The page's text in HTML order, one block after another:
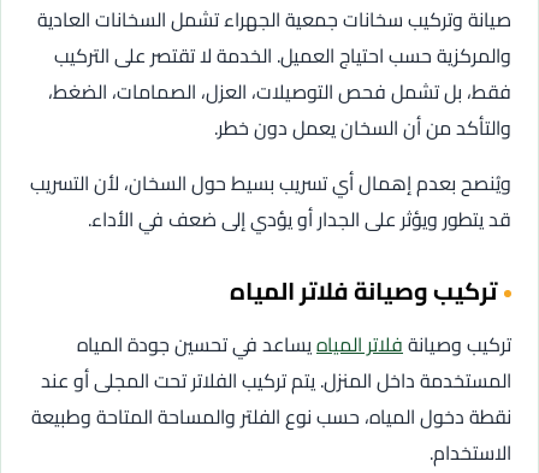
صيانة وتركيب سخانات جمعية الجهراء تشمل السخانات العادية
والمركزية حسب احتياج العميل. الخدمة لا تقتصر على التركيب
فقط، بل تشمل فحص التوصيلات، العزل، الصمامات، الضغط،
والتأكد من أن السخان يعمل دون خطر.
ويُنصح بعدم إهمال أي تسريب بسيط حول السخان، لأن التسريب
قد يتطور ويؤثر على الجدار أو يؤدي إلى ضعف في الأداء.
تركيب وصيانة فلاتر المياه
تركيب وصيانةفلاتر المياهيساعد في تحسين جودة المياه
المستخدمة داخل المنزل. يتم تركيب الفلاتر تحت المجلى أو عند
نقطة دخول المياه، حسب نوع الفلتر والمساحة المتاحة وطبيعة
الاستخدام.